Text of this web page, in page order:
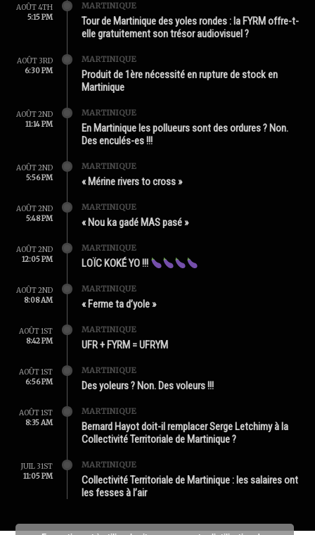
AOÛT 4TH
5:15 PM
MARTINIQUE
Tour de Martinique des yoles rondes : la FYRM offre-t-
elle gratuitement son trésor audiovisuel ?
AOÛT 3RD
6:30 PM
MARTINIQUE
Produit de 1ère nécessité en rupture de stock en
Martinique
AOÛT 2ND
11:14 PM
MARTINIQUE
En Martinique les pollueurs sont des ordures ? Non.
Des enculés-es !!!
AOÛT 2ND
5:56 PM
MARTINIQUE
« Mérine rivers to cross »
AOÛT 2ND
5:48 PM
MARTINIQUE
« Nou ka gadé MAS pasé »
AOÛT 2ND
12:05 PM
MARTINIQUE
LOÏC KOKÉ YO !!!
AOÛT 2ND
8:08 AM
MARTINIQUE
« Ferme ta d’yole »
AOÛT 1ST
8:42 PM
MARTINIQUE
UFR + FYRM = UFRYM
AOÛT 1ST
6:56 PM
MARTINIQUE
Des yoleurs ? Non. Des voleurs !!!
AOÛT 1ST
8:35 AM
MARTINIQUE
Bernard Hayot doit-il remplacer Serge Letchimy à la
Collectivité Territoriale de Martinique ?
JUIL 31ST
11:05 PM
MARTINIQUE
Collectivité Territoriale de Martinique : les salaires ont
les fesses à l’air